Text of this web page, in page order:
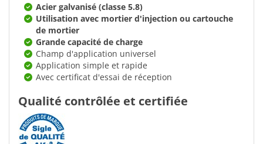
Acier galvanisé (classe 5.8)
Utilisation avec mortier d'injection ou cartouche
de mortier
Grande capacité de charge
Champ d'application universel
Application simple et rapide
Avec certificat d'essai de réception
Qualité contrôlée et certifiée